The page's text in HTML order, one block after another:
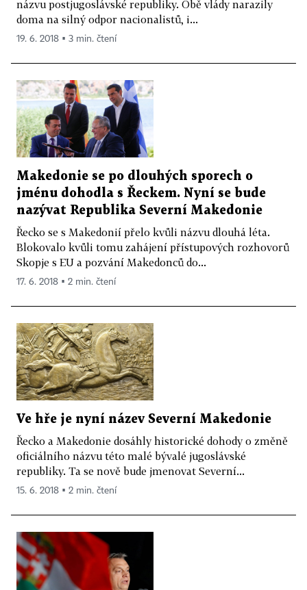
názvu postjugoslávské republiky. Obě vlády narazily
doma na silný odpor nacionalistů, i...
19. 6. 2018 ▪ 3 min. čtení
Makedonie se po dlouhých sporech o
jménu dohodla s Řeckem. Nyní se bude
nazývat Republika Severní Makedonie
Řecko se s Makedonií přelo kvůli názvu dlouhá léta.
Blokovalo kvůli tomu zahájení přístupových rozhovorů
Skopje s EU a pozvání Makedonců do...
17. 6. 2018 ▪ 2 min. čtení
Ve hře je nyní název Severní Makedonie
Řecko a Makedonie dosáhly historické dohody o změně
oficiálního názvu této malé bývalé jugoslávské
republiky. Ta se nově bude jmenovat Severní...
15. 6. 2018 ▪ 2 min. čtení